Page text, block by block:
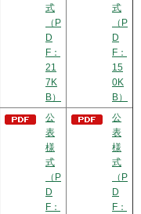
式
（P
D
F：
21
7K
B）
式
（P
D
F：
15
0K
B）
公
表
様
式
（P
D
F：
公
表
様
式
（P
D
F：